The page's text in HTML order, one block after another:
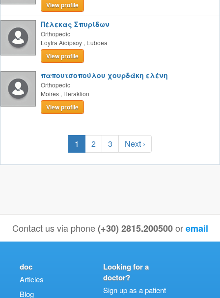
View profile
Πέλεκας Σπυρίδων
Orthopedic
Loytra Aidipsoy , Euboea
View profile
παπουτσοπούλου χουρδάκη ελένη
Orthopedic
Moires , Heraklion
View profile
1 2 3 Next ›
Contact us via phone(+30) 2815.200500 oremail
doc
Articles
Blog
Looking for a
doctor?
Sign up as a patient